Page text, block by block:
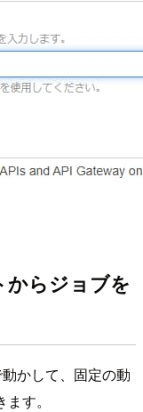
からジョブを
かして、固定の動
す。